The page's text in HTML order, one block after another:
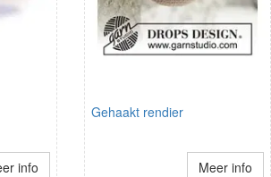
info
Gehaakt rendier
Meer info